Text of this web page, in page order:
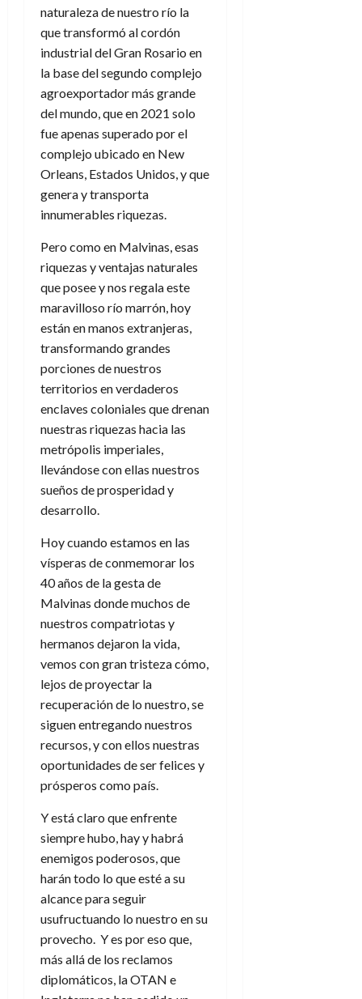
naturaleza de nuestro río la
que transformó al cordón
industrial del Gran Rosario en
la base del segundo complejo
agroexportador más grande
del mundo, que en 2021 solo
fue apenas superado por el
complejo ubicado en New
Orleans, Estados Unidos, y que
genera y transporta
innumerables riquezas.
Pero como en Malvinas, esas
riquezas y ventajas naturales
que posee y nos regala este
maravilloso río marrón, hoy
están en manos extranjeras,
transformando grandes
porciones de nuestros
territorios en verdaderos
enclaves coloniales que drenan
nuestras riquezas hacia las
metrópolis imperiales,
llevándose con ellas nuestros
sueños de prosperidad y
desarrollo.
Hoy cuando estamos en las
vísperas de conmemorar los
40 años de la gesta de
Malvinas donde muchos de
nuestros compatriotas y
hermanos dejaron la vida,
vemos con gran tristeza cómo,
lejos de proyectar la
recuperación de lo nuestro, se
siguen entregando nuestros
recursos, y con ellos nuestras
oportunidades de ser felices y
prósperos como país.
Y está claro que enfrente
siempre hubo, hay y habrá
enemigos poderosos, que
harán todo lo que esté a su
alcance para seguir
usufructuando lo nuestro en su
provecho. Y es por eso que,
más allá de los reclamos
diplomáticos, la OTAN e